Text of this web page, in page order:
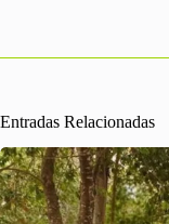
Entradas Relacionadas